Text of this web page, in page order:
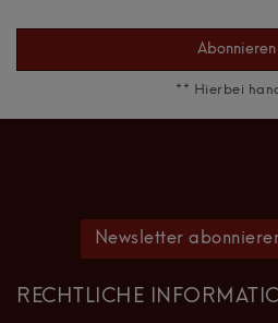
Abonnieren
** Hierbei
Newsletter
RECHTLICHE